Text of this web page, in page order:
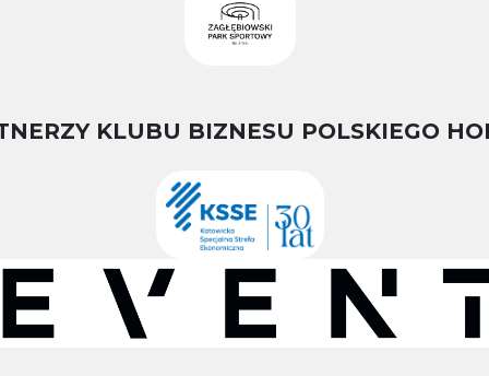
KLUBU BIZNESU POLSKIEGO